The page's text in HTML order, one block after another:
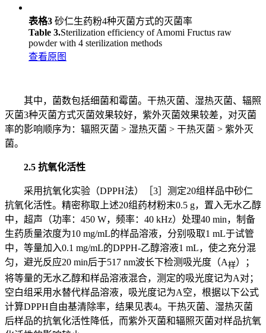
表格3 砂仁生药粉4种灭菌方式的灭菌率
Table 3.Sterilization efficiency of Amomi Fructus raw
powder with 4 sterilization methods
查看原图
其中，菌数包括细菌和霉菌。干热灭菌、湿热灭菌、辐照
灭菌3种灭菌方式灭菌效果较好，紫外灭菌效果较差，对灭菌
率的影响顺序为：辐照灭菌 > 湿热灭菌 > 干热灭菌 > 紫外灭
菌。
2.5 抗氧化活性
采用抗氧化实验（DPPH法）［3］测定20组样品中砂仁
抗氧化活性。精密称取上述20组药材粉末0.5 g，置入无水乙醇
中，超声（功率：450 W，频率：40 kHz）处理40 min，制备
生药质量浓度为10 mg/mL的样品溶液，分别吸取1 mL于试管
中，等量加入0.1 mg/mL的DPPH-乙醇溶液1 mL，使之充分混
匀，避光反应20 min后于517 nm波长下检测吸光度（A样）；
将等量的无水乙醇和样品溶液混合，测定的吸光度记为A对；
空白组采用水替代样品溶液，吸光度记为A空，根据以下公式
计算DPPH自由基清除率，结果见表4。干热灭菌、湿热灭菌
后样品的抗氧化活性降低，而紫外灭菌和辐照灭菌对样品抗氧